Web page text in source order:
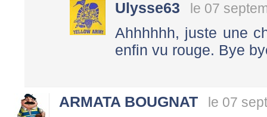
Ulysse63 le 07
Ahhhhhh, juste une
enfin vu rouge. Bye
ARMATA BOUGNAT le 07